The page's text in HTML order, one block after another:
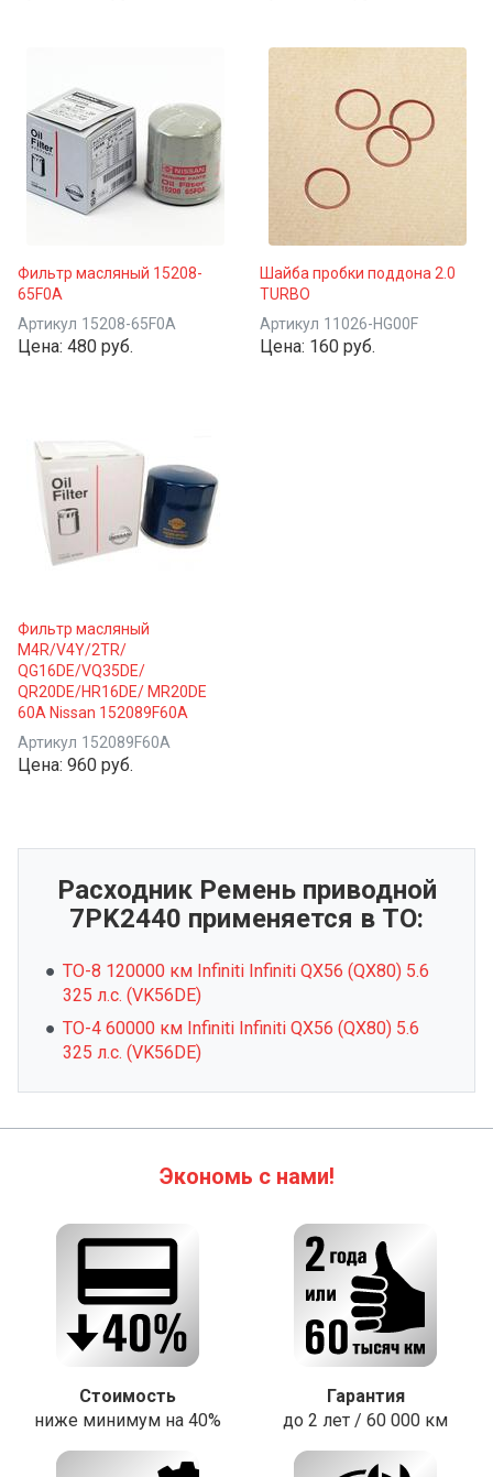
Фильтр масляный 15208-
65F0A
Артикул 15208-65F0A
Цена: 480 руб.
Шайба пробки поддона 2.0
TURBO
Артикул 11026-HG00F
Цена: 160 руб.
Фильтр масляный
M4R/V4Y/2TR/
QG16DE/VQ35DE/
QR20DE/HR16DE/ MR20DE
60A Nissan 152089F60A
Артикул 152089F60A
Цена: 960 руб.
Расходник Ремень приводной
7PK2440 применяется в ТО:
ТО-8 120000 км Infiniti Infiniti QX56 (QX80) 5.6
325 л.с. (VK56DE)
ТО-4 60000 км Infiniti Infiniti QX56 (QX80) 5.6
325 л.с. (VK56DE)
Экономь с нами!
Стоимость
ниже минимум на 40%
Гарантия
до 2 лет / 60 000 км